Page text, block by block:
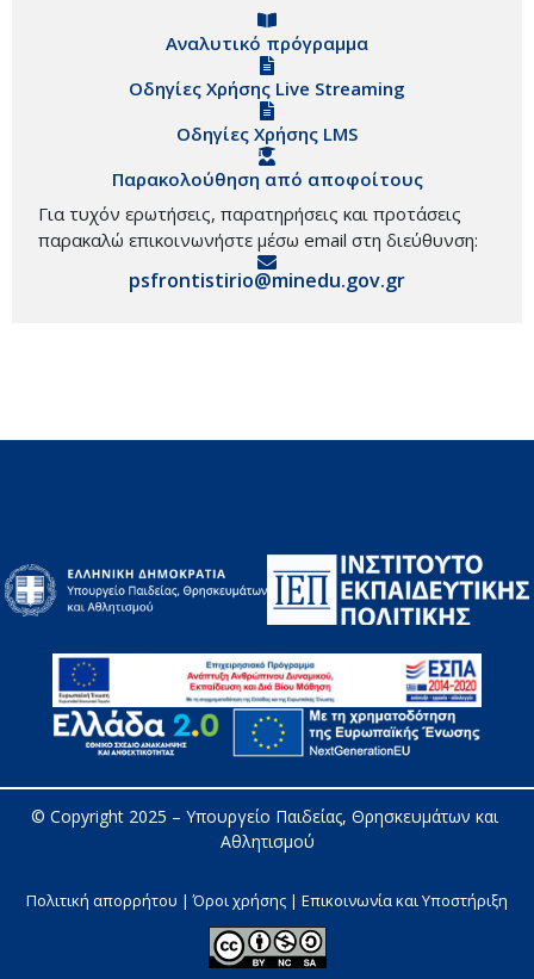
Αναλυτικό πρόγραμμα
Οδηγίες Χρήσης Live Streaming
Οδηγίες Χρήσης LMS
Παρακολούθηση από αποφοίτους
Για τυχόν ερωτήσεις, παρατηρήσεις και προτάσεις
παρακαλώ επικοινωνήστε μέσω email στη διεύθυνση:
psfrontistirio@minedu.gov.gr
© Copyright 2025 – Υπουργείο Παιδείας, Θρησκευμάτων και
Αθλητισμού
Πολιτική απορρήτου | Όροι χρήσης | Επικοινωνία και Υποστήριξη